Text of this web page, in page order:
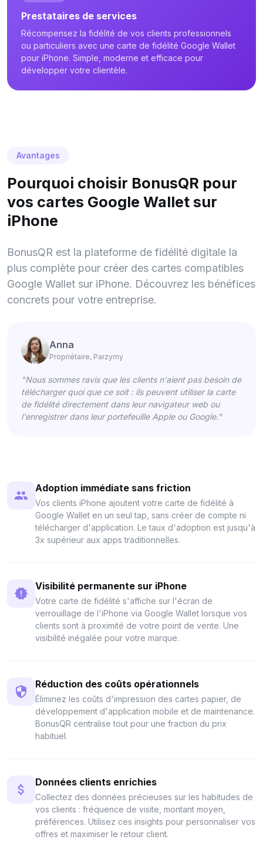
Prestataires de services
Récompensez la fidélité de vos clients professionnels
ou particuliers avec une carte de fidélité Google Wallet
pour iPhone. Simple, moderne et efficace pour
développer votre clientèle.
Avantages
Pourquoi choisir BonusQR pour
vos cartes Google Wallet sur
iPhone
BonusQR est la plateforme de fidélité digitale la
plus complète pour créer des cartes compatibles
Google Wallet sur iPhone. Découvrez les bénéfices
concrets pour votre entreprise.
Anna
Propriétaire, Parzymy
"Nous sommes ravis que les clients n'aient pas besoin de
télécharger quoi que ce soit : ils peuvent utiliser la carte
de fidélité directement dans leur navigateur web ou
l'enregistrer dans leur portefeuille Apple ou Google."
Adoption immédiate sans friction
Vos clients iPhone ajoutent votre carte de fidélité à
Google Wallet en un seul tap, sans créer de compte ni
télécharger d'application. Le taux d'adoption est jusqu'à
3x supérieur aux apps traditionnelles.
Visibilité permanente sur iPhone
Votre carte de fidélité s'affiche sur l'écran de
verrouillage de l'iPhone via Google Wallet lorsque vos
clients sont à proximité de votre point de vente. Une
visibilité inégalée pour votre marque.
Réduction des coûts opérationnels
Éliminez les coûts d'impression des cartes papier, de
développement d'application mobile et de maintenance.
BonusQR centralise tout pour une fraction du prix
habituel.
Données clients enrichies
Collectez des données précieuses sur les habitudes de
vos clients : fréquence de visite, montant moyen,
préférences. Utilisez ces insights pour personnaliser vos
offres et maximiser le retour client.